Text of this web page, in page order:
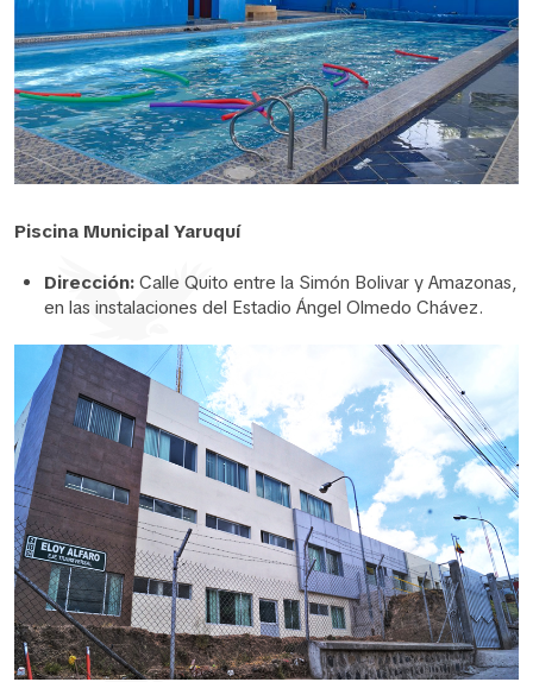
Piscina Municipal Yaruquí
Dirección: Calle Quito entre la Simón Bolivar y Amazonas,
en las instalaciones del Estadio Ángel Olmedo Chávez.